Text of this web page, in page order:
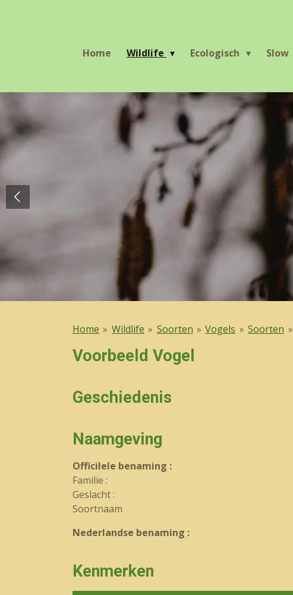
Home Wildlife Ecologisch Slow
Home » Wildlife » Soorten » Vogels » Soorten »
Voorbeeld Vogel
Geschiedenis
Naamgeving
OfficiIele benaming :
Familie :
Geslacht :
Soortnaam
Nederlandse benaming :
Kenmerken